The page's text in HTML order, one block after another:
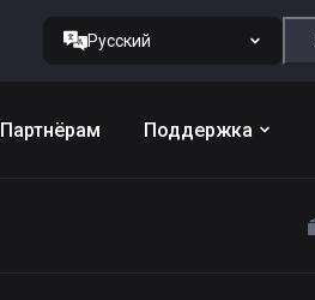
Русский
Партнёрам Поддержка